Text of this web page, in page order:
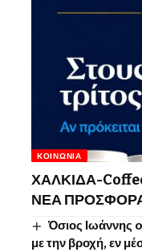
ΚΟΙΝΩΝΊΑ
ΧΑΛΚΙΔΑ-
ΝΕΑ
Όσιος Ιωάννης
με την βροχή, εν